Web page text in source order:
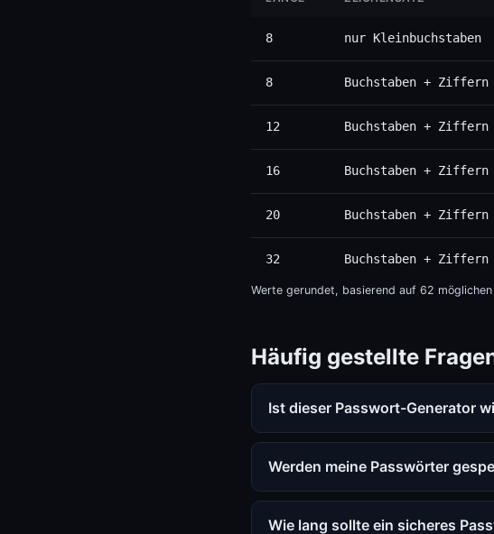
8 nur Kleinbuchstaben
8 Buchstaben + Ziffern
12 Buchstaben + Ziffern
16 Buchstaben + Ziffern
20 Buchstaben + Ziffern
32 Buchstaben + Ziffern
Werte gerundet, basierend auf 62
Häufig gestellte
Ist dieser Passwort-Generator
Werden meine Passwörter
Wie lang sollte ein sicheres